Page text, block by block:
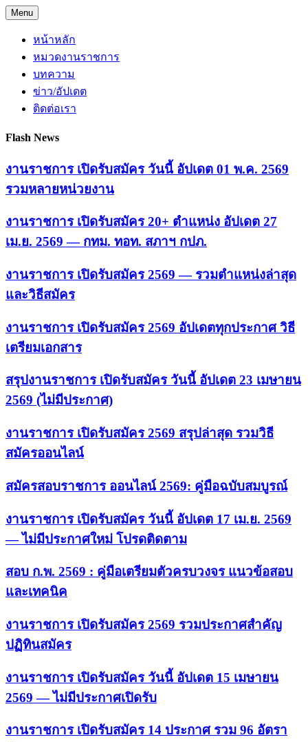
Skip
to
content
Menu
หน้าหลัก
หมวดงานราชการ
บทความ
ข่าว/อัปเดต
ติดต่อเรา
Flash News
งานราชการ เปิดรับสมัคร วันนี้ อัปเดต 01 พ.ค. 2569
รวมหลายหน่วยงาน
งานราชการ เปิดรับสมัคร 20+ ตำแหน่ง อัปเดต 27
เม.ย. 2569 — กทม. ทอท. สภาฯ กปภ.
งานราชการ เปิดรับสมัคร 2569 — รวมตำแหน่งล่าสุด
และวิธีสมัคร
งานราชการ เปิดรับสมัคร 2569 อัปเดตทุกประกาศ วิธี
เตรียมเอกสาร
สรุปงานราชการ เปิดรับสมัคร วันนี้ อัปเดต 23 เมษายน
2569 (ไม่มีประกาศ)
งานราชการ เปิดรับสมัคร 2569 สรุปล่าสุด รวมวิธี
สมัครออนไลน์
สมัครสอบราชการ ออนไลน์ 2569: คู่มือฉบับสมบูรณ์
งานราชการ เปิดรับสมัคร วันนี้ อัปเดต 17 เม.ย. 2569
— ไม่มีประกาศใหม่ โปรดติดตาม
สอบ ก.พ. 2569 : คู่มือเตรียมตัวครบวงจร แนวข้อสอบ
และเทคนิค
งานราชการ เปิดรับสมัคร 2569 รวมประกาศสำคัญ
ปฏิทินสมัคร
งานราชการ เปิดรับสมัคร วันนี้ อัปเดต 15 เมษายน
2569 — ไม่มีประกาศเปิดรับ
งานราชการ เปิดรับสมัคร 14 ประกาศ รวม 96 อัตรา